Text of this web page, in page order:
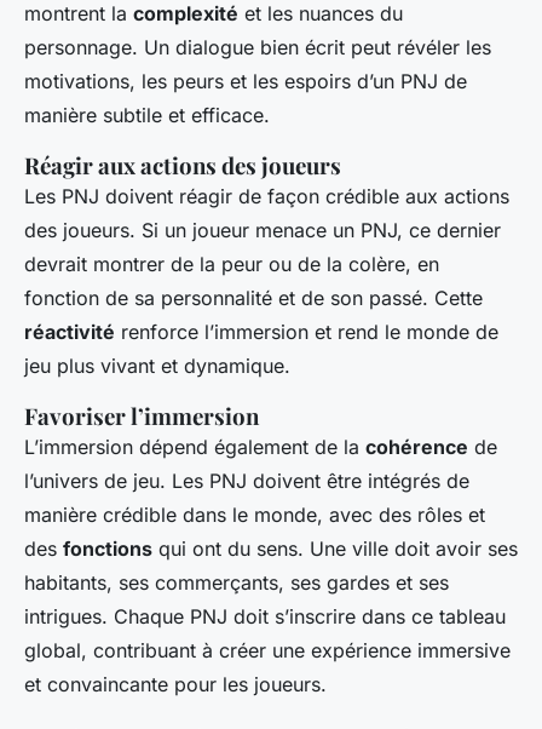
montrent la complexité et les nuances du
personnage. Un dialogue bien écrit peut révéler les
motivations, les peurs et les espoirs d’un PNJ de
manière subtile et efficace.
Réagir aux actions des joueurs
Les PNJ doivent réagir de façon crédible aux actions
des joueurs. Si un joueur menace un PNJ, ce dernier
devrait montrer de la peur ou de la colère, en
fonction de sa personnalité et de son passé. Cette
réactivité renforce l’immersion et rend le monde de
jeu plus vivant et dynamique.
Favoriser l’immersion
L’immersion dépend également de la cohérence de
l’univers de jeu. Les PNJ doivent être intégrés de
manière crédible dans le monde, avec des rôles et
des fonctions qui ont du sens. Une ville doit avoir ses
habitants, ses commerçants, ses gardes et ses
intrigues. Chaque PNJ doit s’inscrire dans ce tableau
global, contribuant à créer une expérience immersive
et convaincante pour les joueurs.